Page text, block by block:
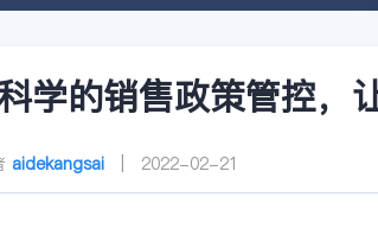
学的销售政策管控，
aidekangsai | 2022-02-21